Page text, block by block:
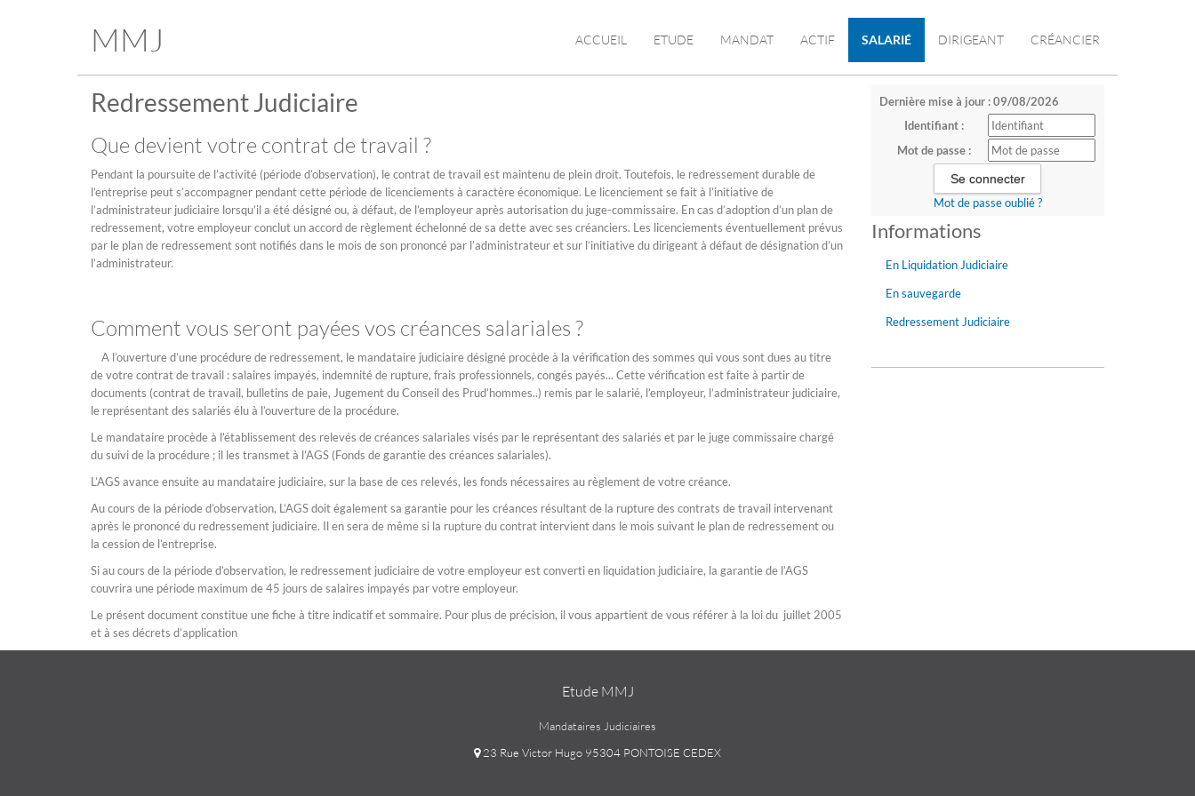
MMJ ACCUEIL ETUDE MANDAT ACTIF SALARIÉ DIRIGEANT CRÉANCIER
Dernière mise à jour : 09/08/2026
Identifiant :
Mot de passe :
Mot de passe oublié ?
Informations
En Liquidation Judiciaire
En sauvegarde
Redressement Judiciaire
Redressement Judiciaire
Que devient votre contrat de travail ?
Pendant la poursuite de l’activité (période d’observation), le contrat de travail est maintenu de plein droit. Toutefois, le redressement durable de
l’entreprise peut s’accompagner pendant cette période de licenciements à caractère économique. Le licenciement se fait à l’initiative de
l’administrateur judiciaire lorsqu’il a été désigné ou, à défaut, de l’employeur après autorisation du juge-commissaire. En cas d’adoption d’un plan de
redressement, votre employeur conclut un accord de règlement échelonné de sa dette avec ses créanciers. Les licenciements éventuellement prévus
par le plan de redressement sont notifiés dans le mois de son prononcé par l’administrateur et sur l’initiative du dirigeant à défaut de désignation d’un
l’administrateur.
Comment vous seront payées vos créances salariales ?
A l’ouverture d’une procédure de redressement, le mandataire judiciaire désigné procède à la vérification des sommes qui vous sont dues au titre
de votre contrat de travail : salaires impayés, indemnité de rupture, frais professionnels, congés payés... Cette vérification est faite à partir de
documents (contrat de travail, bulletins de paie, Jugement du Conseil des Prud’hommes..) remis par le salarié, l’employeur, l’administrateur judiciaire,
le représentant des salariés élu à l’ouverture de la procédure.
Le mandataire procède à l’établissement des relevés de créances salariales visés par le représentant des salariés et par le juge commissaire chargé
du suivi de la procédure ; il les transmet à l’AGS (Fonds de garantie des créances salariales).
L’AGS avance ensuite au mandataire judiciaire, sur la base de ces relevés, les fonds nécessaires au règlement de votre créance.
Au cours de la période d’observation, L’AGS doit également sa garantie pour les créances résultant de la rupture des contrats de travail intervenant
après le prononcé du redressement judiciaire. Il en sera de même si la rupture du contrat intervient dans le mois suivant le plan de redressement ou
la cession de l’entreprise.
Si au cours de la période d’observation, le redressement judiciaire de votre employeur est converti en liquidation judiciaire, la garantie de l’AGS
couvrira une période maximum de 45 jours de salaires impayés par votre employeur.
Le présent document constitue une fiche à titre indicatif et sommaire. Pour plus de précision, il vous appartient de vous référer à la loi du juillet 2005
et à ses décrets d’application
Etude MMJ
Mandataires Judiciaires
23 Rue Victor Hugo 95304 PONTOISE CEDEX